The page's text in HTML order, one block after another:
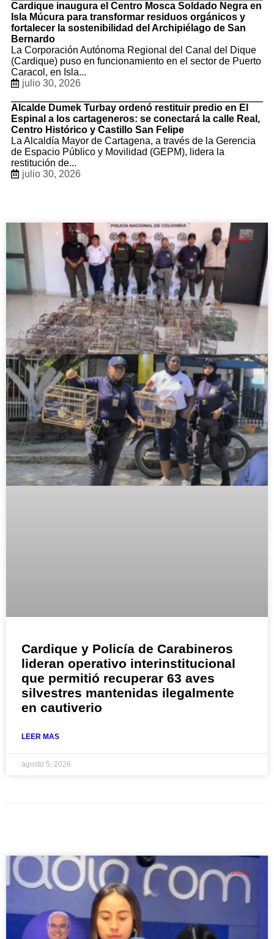
Cardique inaugura el Centro Mosca Soldado Negra en
Isla Múcura para transformar residuos orgánicos y
fortalecer la sostenibilidad del Archipiélago de San
Bernardo
La Corporación Autónoma Regional del Canal del Dique
(Cardique) puso en funcionamiento en el sector de Puerto
Caracol, en Isla...
julio 30, 2026
Alcalde Dumek Turbay ordenó restituir predio en El
Espinal a los cartageneros: se conectará la calle Real,
Centro Histórico y Castillo San Felipe
La Alcaldía Mayor de Cartagena, a través de la Gerencia
de Espacio Público y Movilidad (GEPM), lidera la
restitución de...
julio 30, 2026
LO BUENO
Cardique y Policía de Carabineros
lideran operativo interinstitucional
que permitió recuperar 63 aves
silvestres mantenidas ilegalmente
en cautiverio
LEER MAS
agosto 5, 2026
OPINIÓN